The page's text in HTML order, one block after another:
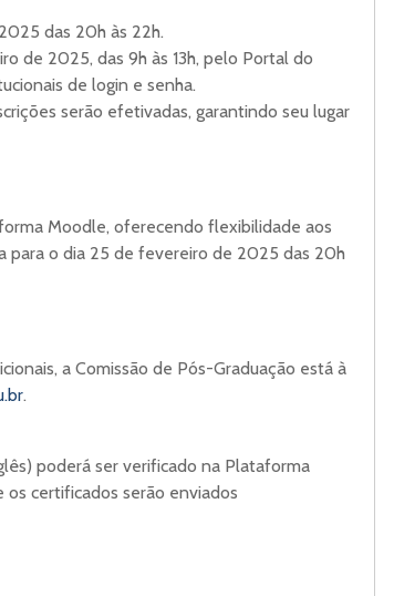
das 20h às 22h.
de 2025, das 9h às 13h, pelo Portal do
de login e senha.
serão efetivadas, garantindo seu lugar
Moodle, oferecendo flexibilidade aos
para o dia 25 de fevereiro de 2025 das 20h
a Comissão de Pós-Graduação está à
.
poderá ser verificado na Plataforma
os certificados serão enviados